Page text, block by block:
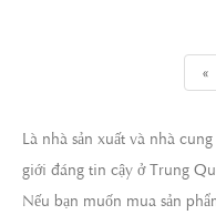
«
Là nhà sản xuất và nhà
giới đáng tin cậy ở Trung
Nếu bạn muốn mua sản